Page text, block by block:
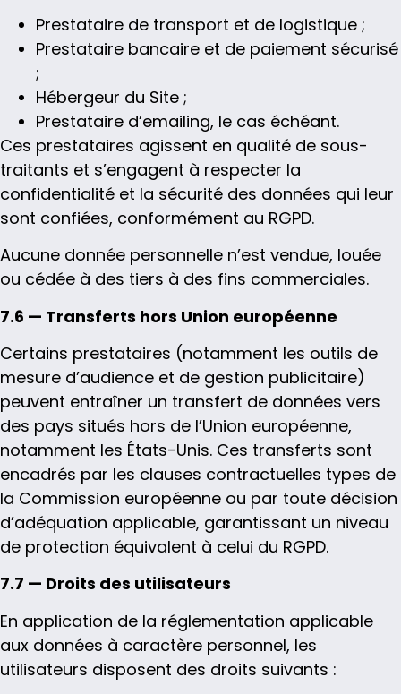
Prestataire de transport et de logistique ;
Prestataire bancaire et de paiement sécurisé
;
Hébergeur du Site ;
Prestataire d’emailing, le cas échéant.
Ces prestataires agissent en qualité de sous-
traitants et s’engagent à respecter la
confidentialité et la sécurité des données qui leur
sont confiées, conformément au RGPD.
Aucune donnée personnelle n’est vendue, louée
ou cédée à des tiers à des fins commerciales.
7.6 — Transferts hors Union européenne
Certains prestataires (notamment les outils de
mesure d’audience et de gestion publicitaire)
peuvent entraîner un transfert de données vers
des pays situés hors de l’Union européenne,
notamment les États-Unis. Ces transferts sont
encadrés par les clauses contractuelles types de
la Commission européenne ou par toute décision
d’adéquation applicable, garantissant un niveau
de protection équivalent à celui du RGPD.
7.7 — Droits des utilisateurs
En application de la réglementation applicable
aux données à caractère personnel, les
utilisateurs disposent des droits suivants :